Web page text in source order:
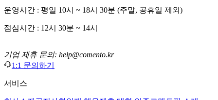
운영시간 : 평일 10시 ~ 18시 30분 (주말, 공휴일 제외)
점심시간 : 12시 30분 ~ 14시
기업 제휴 문의: help@comento.kr
1:1 문의하기
서비스